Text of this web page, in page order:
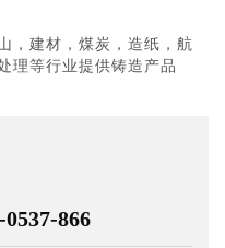
，建材，煤炭，造纸，航
理等行业提供铸造产品
0537-866